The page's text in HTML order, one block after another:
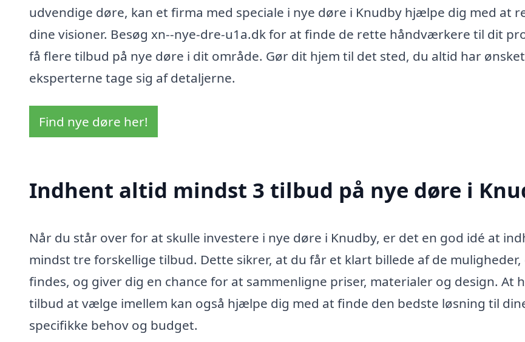
udvendige døre, kan et firma med speciale i nye døre i Knudby hjælpe dig med at
dine visioner. Besøg xn--nye-dre-u1a.dk for at finde de rette håndværkere til dit
få flere tilbud på nye døre i dit område. Gør dit hjem til det sted, du altid har
eksperterne tage sig af detaljerne.
Find nye døre her!
Indhent altid mindst 3 tilbud på nye døre i
Når du står over for at skulle investere i nye døre i Knudby, er det en god idé at
mindst tre forskellige tilbud. Dette sikrer, at du får et klart billede af de muligheder,
findes, og giver dig en chance for at sammenligne priser, materialer og design. At
tilbud at vælge imellem kan også hjælpe dig med at finde den bedste løsning til
specifikke behov og budget.